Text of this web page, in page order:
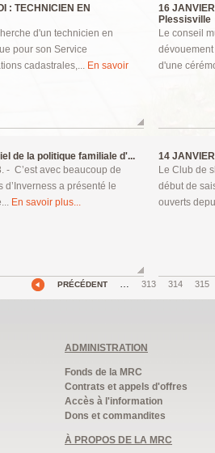
: TECHNICIEN EN
d'un technicien en
pour son Service
cadastrales,... En savoir
16
Plessisville
Le conseil
d'une
de la politique familiale d'...
- C’est avec beaucoup de
a présenté le
En savoir plus...
14
Le Club de
début de
ouverts
PRÉCÉDENT … 313 314 315
ADMINISTRATION
Fonds de la MRC
Contrats et appels d'offres
Accès à l'information
Dons et commandites
À PROPOS DE LA MRC